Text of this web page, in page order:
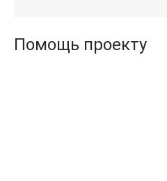
Помощь проекту